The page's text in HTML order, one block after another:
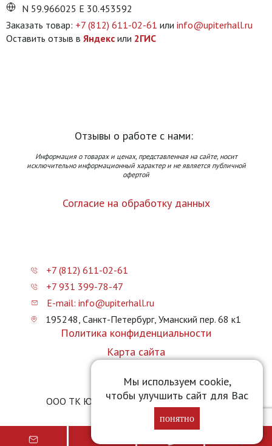
Мы используем cookie,
чтобы улучшить сайт для Вас
понятно
N 59.966025 E 30.453592
Заказать товар: +7 (812) 611-02-61 или info@upiterhall.ru
Оставить отзыв в Яндекс или 2ГИС
Отзывы о работе с нами:
Информация о товарах и ценах, представленная на сайте, носит
исключительно информационный характер и не является публичной
офертой
Согласие на обработку данных
+7 (812) 611-02-61
+7 931 399-78-47
E-mail: info@upiterhall.ru
195248, Санкт-Петербург, Уманский пер. 68 к1
Политика конфиденциальности
Карта сайта
ООО ТК Юпитер Холл © 2026 upiterhall.ru